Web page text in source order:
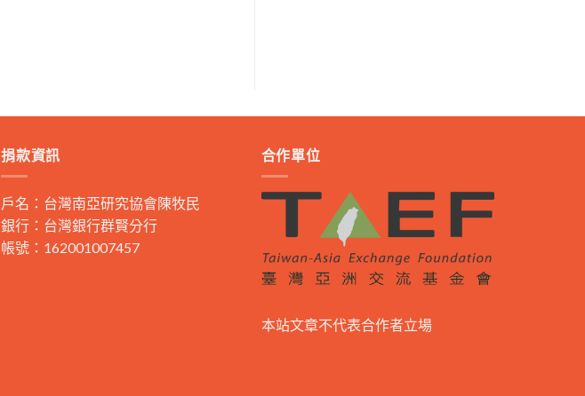
捐款資訊
戶名：台灣南亞研究協會陳牧民
銀行：台灣銀行群賢分行
帳號：162001007457
合作單位
本站文章不代表合作者立場